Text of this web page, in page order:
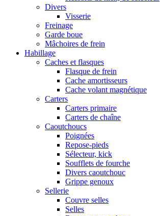
Divers
Visserie
Freinage
Garde boue
Mâchoires de frein
Habillage
Caches et flasques
Flasque de frein
Cache amortisseurs
Cache volant magnétique
Carters
Carters primaire
Carters de chaîne
Caoutchoucs
Poignées
Repose-pieds
Sélecteur, kick
Soufflets de fourche
Divers caoutchouc
Grippe genoux
Sellerie
Couvre selles
Selles